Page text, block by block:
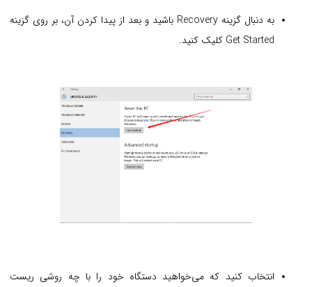
به دنبال گزینه Recovery باشید و بعد از پیدا کردن آن، بر روی گزینه
Get Started کلیک کنید.
انتخاب کنید که می‌خواهید دستگاه خود را با چه روشی ریست